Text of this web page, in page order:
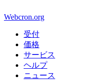
Webcron.org
受付
価格
サービス
ヘルプ
ニュース